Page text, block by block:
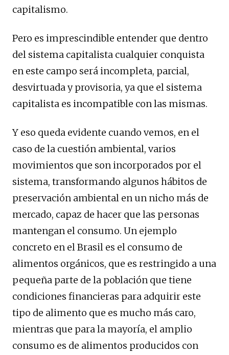
capitalismo.
Pero es imprescindible entender que dentro
del sistema capitalista cualquier conquista
en este campo será incompleta, parcial,
desvirtuada y provisoria, ya que el sistema
capitalista es incompatible con las mismas.
Y eso queda evidente cuando vemos, en el
caso de la cuestión ambiental, varios
movimientos que son incorporados por el
sistema, transformando algunos hábitos de
preservación ambiental en un nicho más de
mercado, capaz de hacer que las personas
mantengan el consumo. Un ejemplo
concreto en el Brasil es el consumo de
alimentos orgánicos, que es restringido a una
pequeña parte de la población que tiene
condiciones financieras para adquirir este
tipo de alimento que es mucho más caro,
mientras que para la mayoría, el amplio
consumo es de alimentos producidos con